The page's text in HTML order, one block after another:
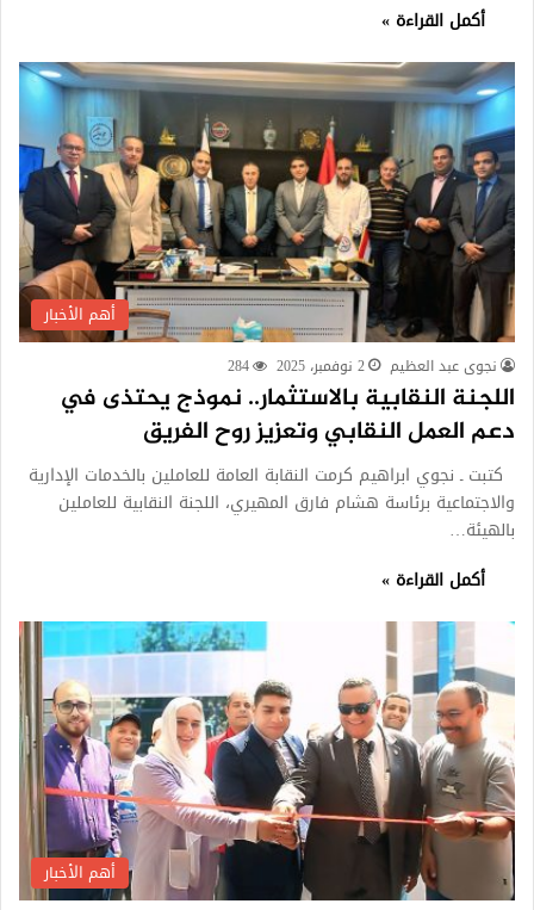
أكمل القراءة »
أهم الأخبار
نجوى عبد العظيم 2 نوفمبر، 2025 284
اللجنة النقابية بالاستثمار.. نموذج يحتذى في
دعم العمل النقابي وتعزيز روح الفريق
كتبت ـ نجوي ابراهيم كرمت النقابة العامة للعاملين بالخدمات الإدارية
والاجتماعية برئاسة هشام فارق المهيري، اللجنة النقابية للعاملين
بالهيئة…
أكمل القراءة »
أهم الأخبار